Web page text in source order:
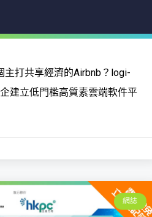
主打共享經濟的Airbnb？logi-
建立低門檻高質素雲端軟件平
網誌